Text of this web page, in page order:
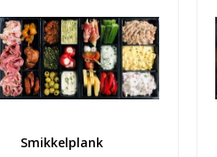
Smikkelplank